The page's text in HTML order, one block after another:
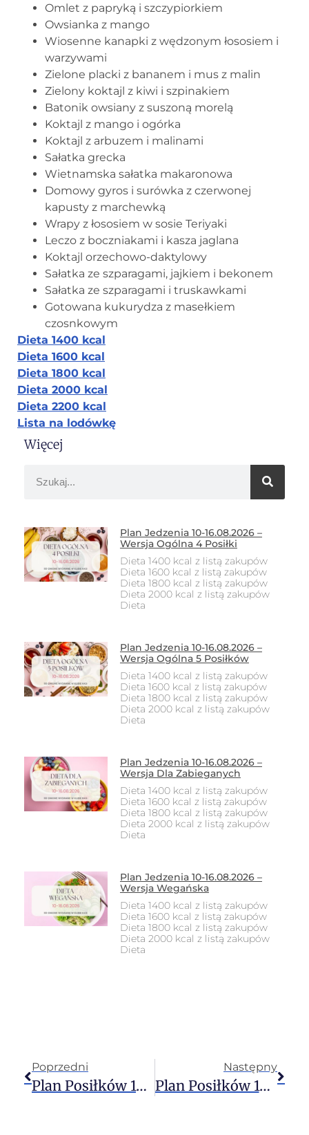
Omlet z papryką i szczypiorkiem
Owsianka z mango
Wiosenne kanapki z wędzonym łososiem i
warzywami
Zielone placki z bananem i mus z malin
Zielony koktajl z kiwi i szpinakiem
Batonik owsiany z suszoną morelą
Koktajl z mango i ogórka
Koktajl z arbuzem i malinami
Sałatka grecka
Wietnamska sałatka makaronowa
Domowy gyros i surówka z czerwonej
kapusty z marchewką
Wrapy z łososiem w sosie Teriyaki
Leczo z boczniakami i kasza jaglana
Koktajl orzechowo-daktylowy
Sałatka ze szparagami, jajkiem i bekonem
Sałatka ze szparagami i truskawkami
Gotowana kukurydza z masełkiem
czosnkowym
Dieta 1400 kcal
Dieta 1600 kcal
Dieta 1800 kcal
Dieta 2000 kcal
Dieta 2200 kcal
Lista na lodówkę
Więcej
Plan Jedzenia 10-16.08.2026 –
Wersja Ogólna 4 Posiłki
Dieta 1400 kcal z listą zakupów
Dieta 1600 kcal z listą zakupów
Dieta 1800 kcal z listą zakupów
Dieta 2000 kcal z listą zakupów
Dieta
Plan Jedzenia 10-16.08.2026 –
Wersja Ogólna 5 Posiłków
Dieta 1400 kcal z listą zakupów
Dieta 1600 kcal z listą zakupów
Dieta 1800 kcal z listą zakupów
Dieta 2000 kcal z listą zakupów
Dieta
Plan Jedzenia 10-16.08.2026 –
Wersja Dla Zabieganych
Dieta 1400 kcal z listą zakupów
Dieta 1600 kcal z listą zakupów
Dieta 1800 kcal z listą zakupów
Dieta 2000 kcal z listą zakupów
Dieta
Plan Jedzenia 10-16.08.2026 –
Wersja Wegańska
Dieta 1400 kcal z listą zakupów
Dieta 1600 kcal z listą zakupów
Dieta 1800 kcal z listą zakupów
Dieta 2000 kcal z listą zakupów
Dieta
Poprzedni
Plan Posiłków 15-21.05.2023 – Wersja Ogólna
Następny
Plan Posiłków 15-21.05.2023 – Wersja Wegetariańska